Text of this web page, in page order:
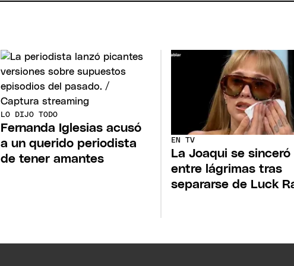
LO DIJO TODO
Fernanda Iglesias acusó
a un querido periodista
de tener amantes
EN TV
La Joaqui se sinceró
entre lágrimas tras
separarse de Luck